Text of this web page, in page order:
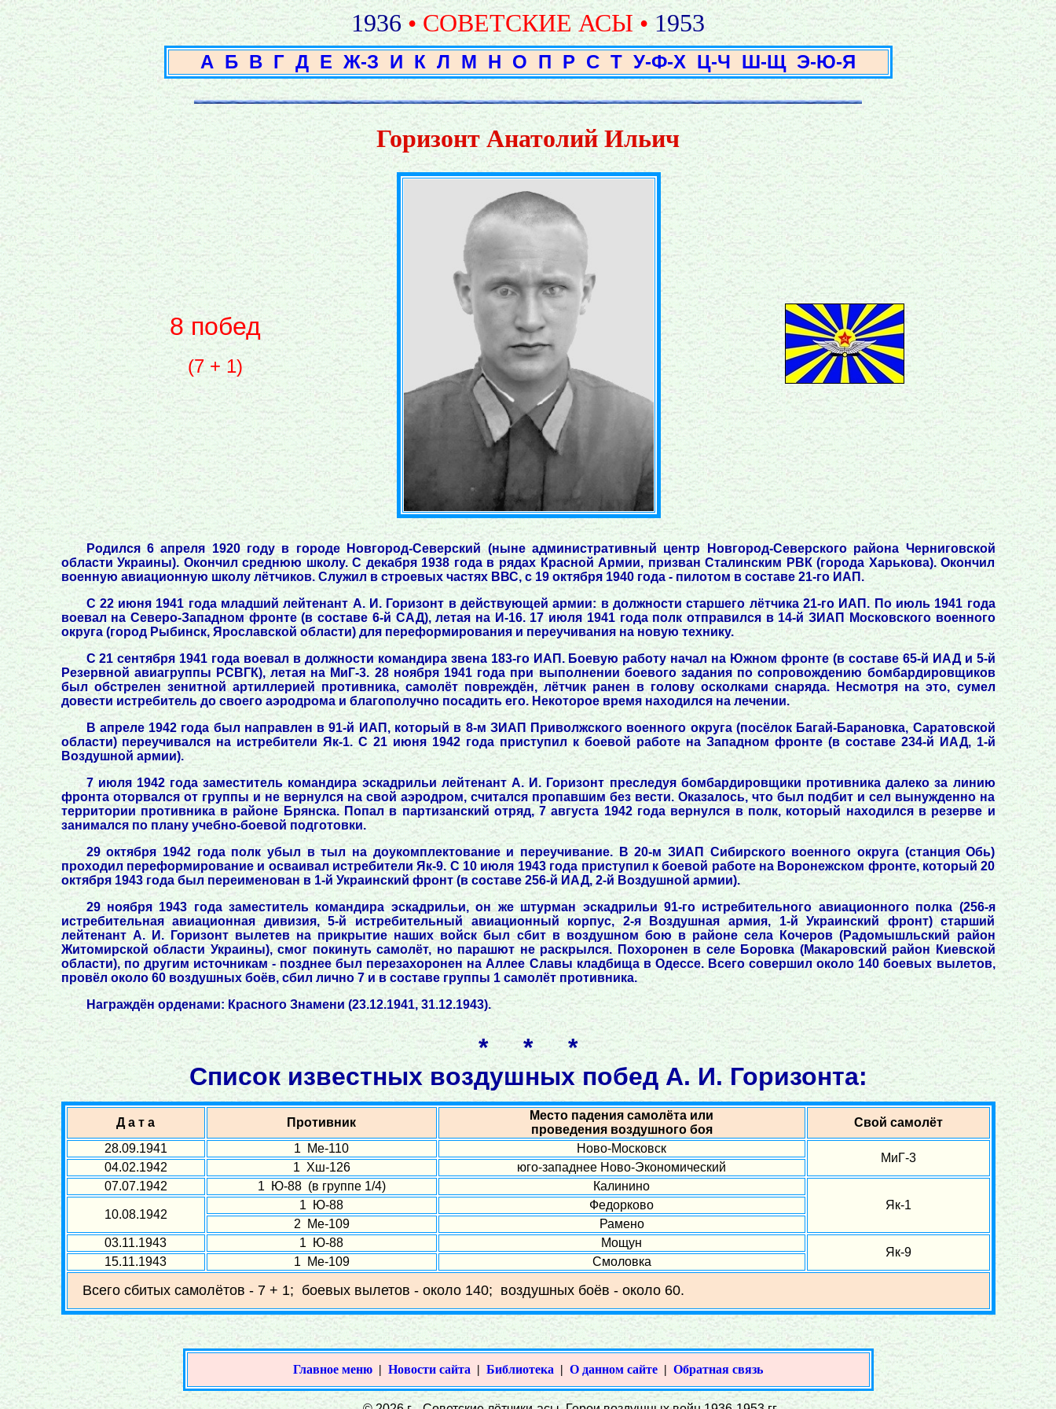
1936 • СОВЕТСКИЕ АСЫ • 1953
А Б В Г Д Е Ж-З И К Л М Н О П Р С Т У-Ф-Х Ц-Ч Ш-Щ Э-Ю-Я
Горизонт Анатолий Ильич
8 побед
(7 + 1)
Родился 6 апреля 1920 году в городе Новгород-Северский (ныне административный центр Новгород-Северского района Черниговской
области Украины). Окончил среднюю школу. С декабря 1938 года в рядах Красной Армии, призван Сталинским РВК (города Харькова). Окончил
военную авиационную школу лётчиков. Служил в строевых частях ВВС, с 19 октября 1940 года - пилотом в составе 21-го ИАП.
С 22 июня 1941 года младший лейтенант А. И. Горизонт в действующей армии: в должности старшего лётчика 21-го ИАП. По июль 1941 года
воевал на Северо-Западном фронте (в составе 6-й САД), летая на И-16. 17 июля 1941 года полк отправился в 14-й ЗИАП Московского военного
округа (город Рыбинск, Ярославской области) для переформирования и переучивания на новую технику.
С 21 сентября 1941 года воевал в должности командира звена 183-го ИАП. Боевую работу начал на Южном фронте (в составе 65-й ИАД и 5-й
Резервной авиагруппы РСВГК), летая на МиГ-3. 28 ноября 1941 года при выполнении боевого задания по сопровождению бомбардировщиков
был обстрелен зенитной артиллерией противника, самолёт повреждён, лётчик ранен в голову осколками снаряда. Несмотря на это, сумел
довести истребитель до своего аэродрома и благополучно посадить его. Некоторое время находился на лечении.
В апреле 1942 года был направлен в 91-й ИАП, который в 8-м ЗИАП Приволжского военного округа (посёлок Багай-Барановка, Саратовской
области) переучивался на истребители Як-1. С 21 июня 1942 года приступил к боевой работе на Западном фронте (в составе 234-й ИАД, 1-й
Воздушной армии).
7 июля 1942 года заместитель командира эскадрильи лейтенант А. И. Горизонт преследуя бомбардировщики противника далеко за линию
фронта оторвался от группы и не вернулся на свой аэродром, считался пропавшим без вести. Оказалось, что был подбит и сел вынужденно на
территории противника в районе Брянска. Попал в партизанский отряд, 7 августа 1942 года вернулся в полк, который находился в резерве и
занимался по плану учебно-боевой подготовки.
29 октября 1942 года полк убыл в тыл на доукомплектование и переучивание. В 20-м ЗИАП Сибирского военного округа (станция Обь)
проходил переформирование и осваивал истребители Як-9. С 10 июля 1943 года приступил к боевой работе на Воронежском фронте, который 20
октября 1943 года был переименован в 1-й Украинский фронт (в составе 256-й ИАД, 2-й Воздушной армии).
29 ноября 1943 года заместитель командира эскадрильи, он же штурман эскадрильи 91-го истребительного авиационного полка (256-я
истребительная авиационная дивизия, 5-й истребительный авиационный корпус, 2-я Воздушная армия, 1-й Украинский фронт) старший
лейтенант А. И. Горизонт вылетев на прикрытие наших войск был сбит в воздушном бою в районе села Кочеров (Радомышльский район
Житомирской области Украины), смог покинуть самолёт, но парашют не раскрылся. Похоронен в селе Боровка (Макаровский район Киевской
области), по другим источникам - позднее был перезахоронен на Аллее Славы кладбища в Одессе. Всего совершил около 140 боевых вылетов,
провёл около 60 воздушных боёв, сбил лично 7 и в составе группы 1 самолёт противника.
Награждён орденами: Красного Знамени (23.12.1941, 31.12.1943).
* * *
Список известных воздушных побед А. И. Горизонта:
Д а т а Противник
Место падения самолёта или
проведения воздушного боя
Свой самолёт
28.09.1941
1 Ме-110 Ново-Московск
МиГ-3
04.02.1942 1 Хш-126
юго-западнее Ново-Экономический
07.07.1942
1 Ю-88 (в группе 1/4)
Калинино
Як-1
10.08.1942
1 Ю-88
Федорково
2 Ме-109
Рамено
03.11.1943
1 Ю-88 Мощун
Як-9
15.11.1943 1 Ме-109 Смоловка
Всего сбитых самолётов - 7 + 1; боевых вылетов - около 140; воздушных боёв - около 60.
Главное меню | Новости сайта | Библиотека | О данном сайте | Обратная связь